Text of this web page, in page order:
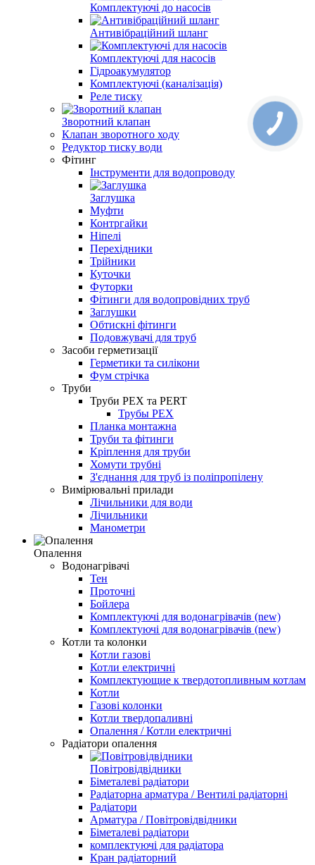
Комплектуючі до насосів
Антивібраційний шланг
Комплектуючі для насосів
Гідроакумулятор
Комплектуючі (каналізація)
Реле тиску
Зворотний клапан
Клапан зворотного ходу
Редуктор тиску води
Фітинг
Інструменти для водопроводу
Заглушка
Муфти
Контргайки
Ніпелі
Перехідники
Трійники
Куточки
Футорки
Фітинги для водопровідних труб
Заглушки
Обтискні фітинги
Подовжувачі для труб
Засоби герметизації
Герметики та силікони
Фум стрічка
Труби
Труби PEX та PERT
Трубы PEX
Планка монтажна
Труби та фітинги
Кріплення для труби
Хомути трубні
З'єднання для труб із поліпропілену
Вимірювальні прилади
Лічильники для води
Лічильники
Манометри
Опалення
Водонагрівачі
Тен
Проточні
Бойлера
Комплектуючі для водонагрівачів (new)
Комплектуючі для водонагрівачів (new)
Котли та колонки
Котли газові
Котли електричні
Комплектующие к твердотопливным котлам
Котли
Газові колонки
Котли твердопаливні
Опалення / Котли електричні
Радіатори опалення
Повітровідвідники
Біметалеві радіатори
Радіаторна арматура / Вентилі радіаторні
Радіатори
Арматура / Повітровідвідники
Біметалеві радіатори
комплектуючі для радіатора
Кран радіаторний